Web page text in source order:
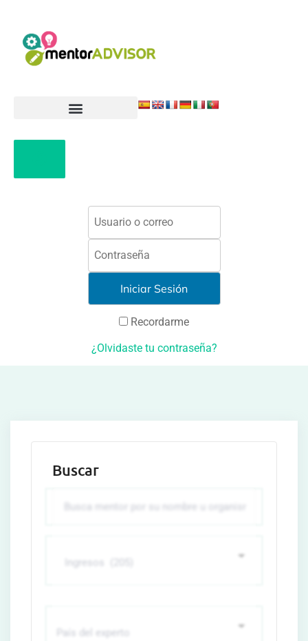
Recordarme
¿Olvidaste tu contraseña?
Buscar